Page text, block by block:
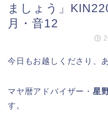
ましょう」
月・音12
今日もお越しくださり、
マヤ暦アドバイザー・ 星
す。